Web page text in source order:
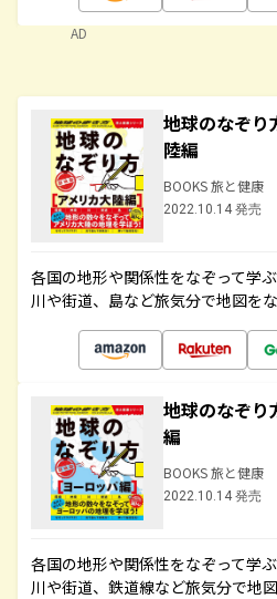
AD
地球のなぞ
陸編
BOOKS 旅と健康
2022.10.14 発売
各国の地形や関係性をなぞって学
川や街道、島など旅気分で地図を
地球のなぞ
編
BOOKS 旅と健康
2022.10.14 発売
各国の地形や関係性をなぞって学
川や街道、鉄道線など旅気分で地